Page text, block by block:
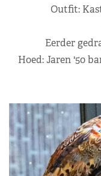
Outfit:
Eerder
Hoed: Jaren '50